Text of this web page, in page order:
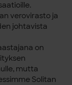
verovirasto ja
johtavista
on
mutta
Solitan